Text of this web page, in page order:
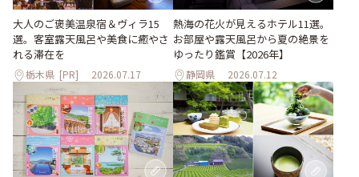
大人のご褒美温泉宿＆ヴィラ15
選。客室露天風呂や美食に癒やさ
れる滞在を
栃木県 [PR] 2026.07.17
熱海の花火が見えるホテル11選。
お部屋や露天風呂から夏の絶景を
ゆったり鑑賞【2026年】
静岡県 2026.07.12